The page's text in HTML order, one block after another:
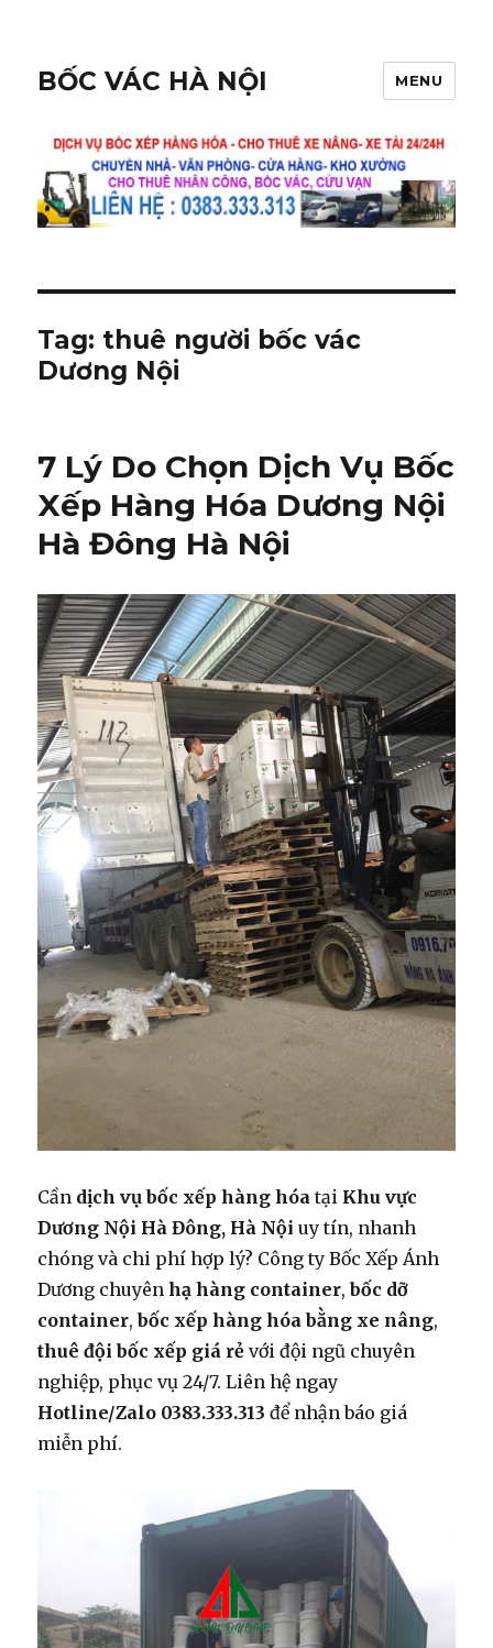
BỐC VÁC HÀ NỘI MENU
Tag: thuê người bốc vác
Dương Nội
7 Lý Do Chọn Dịch Vụ Bốc
Xếp Hàng Hóa Dương Nội
Hà Đông Hà Nội
Cần dịch vụ bốc xếp hàng hóa tại Khu vực
Dương Nội Hà Đông, Hà Nội uy tín, nhanh
chóng và chi phí hợp lý? Công ty Bốc Xếp Ánh
Dương chuyênhạ hàng container,bốc dỡ
container,bốc xếp hàng hóa bằng xe nâng,
thuê đội bốc xếp giá rẻ với đội ngũ chuyên
nghiệp, phục vụ 24/7. Liên hệ ngay
Hotline/Zalo 0383.333.313 để nhận báo giá
miễn phí.